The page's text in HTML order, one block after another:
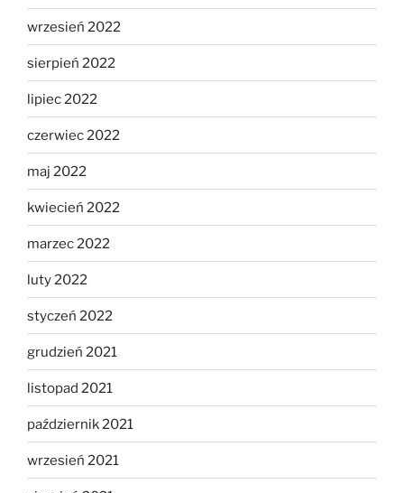
wrzesień 2022
sierpień 2022
lipiec 2022
czerwiec 2022
maj 2022
kwiecień 2022
marzec 2022
luty 2022
styczeń 2022
grudzień 2021
listopad 2021
październik 2021
wrzesień 2021